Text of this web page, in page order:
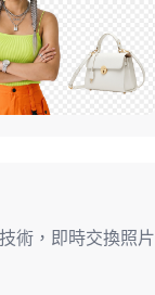
術，即時交換照片